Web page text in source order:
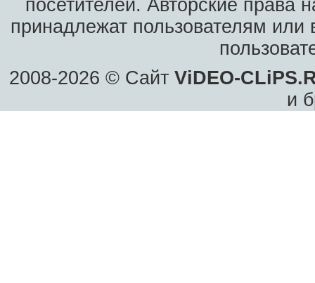
посетителей. Авторские права
принадлежат пользователям или
2008-2026 © Сайт ViDEO-
и